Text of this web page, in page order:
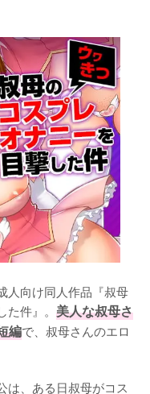
人向け同人作品『叔母
件』。 美人な叔母さ
編で、叔母さんのエロ
は、ある日叔母がコス